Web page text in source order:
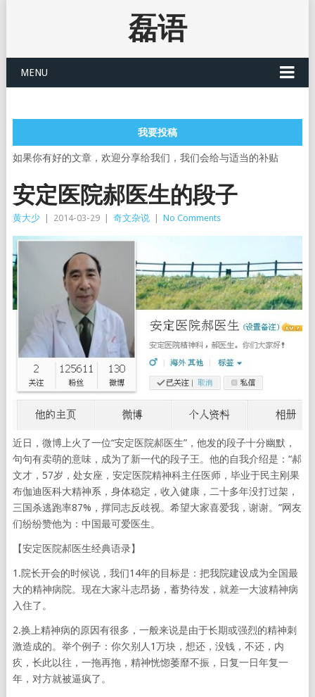
磊语
MENU
我要投稿
如果你有好的文章，欢迎分享给我们，我们会给与适当的补贴
安定医院郝医生的段子
黄大少 2014-03-29 奇文杂说 No Comments
近日，微博上火了一位“安定医院郝医生”，他发的段子十分幽默，
句句有卖萌的意味，成为了新一代的段子王。他的自我介绍是：“郝
文才，57岁，处女座，安定医院精神科主任医师，毕业于民主刚果
布伽迪医科大精神系，身体稳定，收入健康，二十多年没打过架，
三国杀逃跑率87%，撑同志反歧视。希望大家喜爱我，谢谢。”网友
们纷纷赞他为：中国最可爱医生。
【安定医院郝医生经典语录】
1.院长开会的时候说，我们14年的目标是：把我院建设成为全国最
大的精神病院。现在大家斗志昂扬，蓄势待发，就差一大波精神病
入住了。
2.换上精神病的原因有很多，一般来说是由于长期或强烈的精神刺
激造成的。举个例子：你欠别人1万块，想还，没钱，不还，内
疚，长此以往，一拖再拖，精神恍惚萎靡不振，日复一日年复一
年，对方就被逼疯了。